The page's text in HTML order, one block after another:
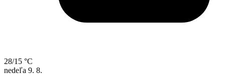
28/15 °C
nedeľa 9. 8.